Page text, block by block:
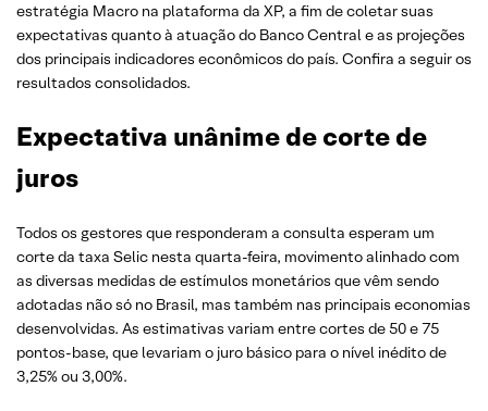
estratégia Macro na plataforma da XP, a fim de coletar suas
expectativas quanto à atuação do Banco Central e as projeções
dos principais indicadores econômicos do país. Confira a seguir os
resultados consolidados.
Expectativa unânime de corte de
juros
Todos os gestores que responderam a consulta esperam um
corte da taxa Selic nesta quarta-feira, movimento alinhado com
as diversas medidas de estímulos monetários que vêm sendo
adotadas não só no Brasil, mas também nas principais economias
desenvolvidas. As estimativas variam entre cortes de 50 e 75
pontos-base, que levariam o juro básico para o nível inédito de
3,25% ou 3,00%.